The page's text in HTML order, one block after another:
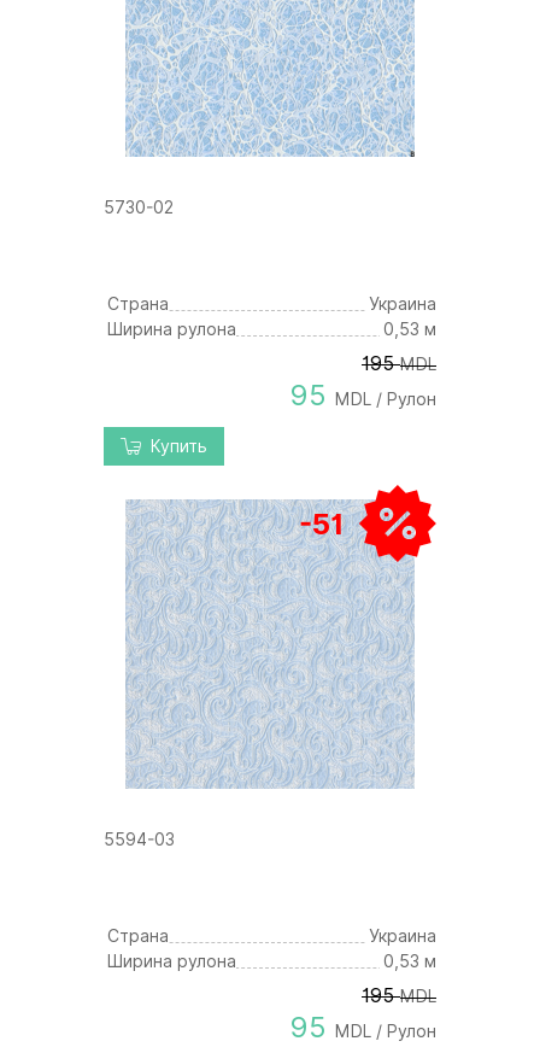
5730-02
Страна
Украина
Ширина рулона
0,53 м
195 MDL
95 MDL / Рулон
Купить
-51
5594-03
Страна
Украина
Ширина рулона
0,53 м
195 MDL
95 MDL / Рулон